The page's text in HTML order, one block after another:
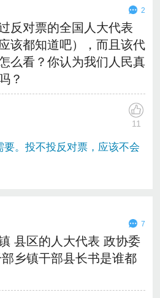
2
反对票的全国人大代表
该都知道吧），而且该代
么看？你认为我们人民真
？
11
要。投不投反对票，应该不会
7
县区的人大代表 政协委
乡镇干部县长书是谁都